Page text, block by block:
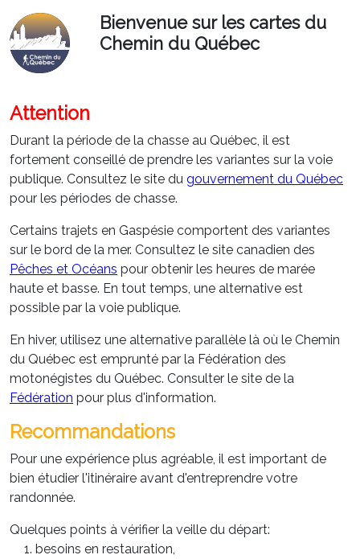
Bienvenue sur les cartes du
Chemin du Québec
Attention
Durant la période de la chasse au Québec, il est
fortement conseillé de prendre les variantes sur la voie
publique. Consultez le site du gouvernement du Québec
pour les périodes de chasse.
Certains trajets en Gaspésie comportent des variantes
sur le bord de la mer. Consultez le site canadien des
Pêches et Océans pour obtenir les heures de marée
haute et basse. En tout temps, une alternative est
possible par la voie publique.
En hiver, utilisez une alternative parallèle là où le Chemin
du Québec est emprunté par la Fédération des
motonégistes du Québec. Consulter le site de la
Fédération pour plus d'information.
Recommandations
Pour une expérience plus agréable, il est important de
bien étudier l'itinéraire avant d'entreprendre votre
randonnée.
Quelques points à vérifier la veille du départ:
besoins en restauration,